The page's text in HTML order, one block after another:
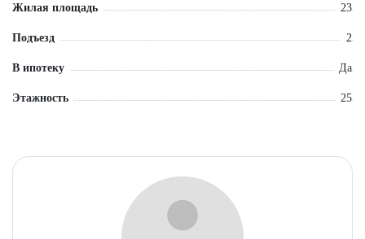
Жилая площадь 23
Подъезд 2
В ипотеку Да
Этажность 25